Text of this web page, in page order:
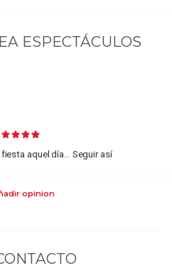
ESPECTÁCULOS
aquel día... Seguir así
opinion